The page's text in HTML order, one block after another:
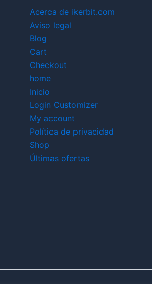
Acerca de ikerbit.com
Aviso legal
Blog
Cart
Checkout
home
Inicio
Login Customizer
My account
Política de privacidad
Shop
Últimas ofertas